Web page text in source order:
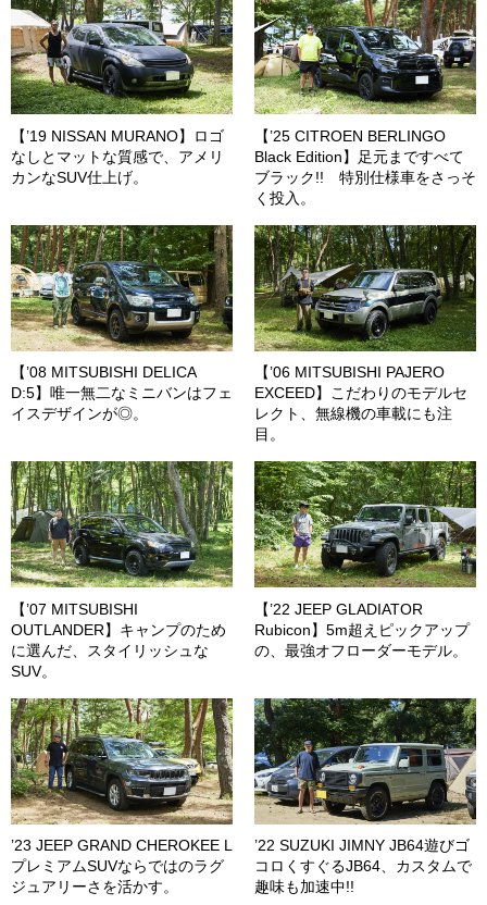
【’19 NISSAN MURANO】ロゴ
なしとマットな質感で、アメリ
カンなSUV仕上げ。
【’25 CITROEN BERLINGO
Black Edition】足元まですべて
ブラック!! 特別仕様車をさっそ
く投入。
【’08 MITSUBISHI DELICA
D:5】唯一無二なミニバンはフェ
イスデザインが◎。
【’06 MITSUBISHI PAJERO
EXCEED】こだわりのモデルセ
レクト、無線機の車載にも注
目。
【’07 MITSUBISHI
OUTLANDER】キャンプのため
に選んだ、スタイリッシュな
SUV。
【’22 JEEP GLADIATOR
Rubicon】5m超えピックアップ
の、最強オフローダーモデル。
’23 JEEP GRAND CHEROKEE L
プレミアムSUVならではのラグ
ジュアリーさを活かす。
’22 SUZUKI JIMNY JB64遊びゴ
コロくすぐるJB64、カスタムで
趣味も加速中!!